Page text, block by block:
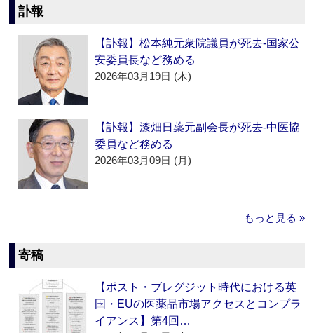
訃報
【訃報】松本純元衆院議員が死去‐国家公
安委員長など務める
2026年03月19日 (木)
【訃報】漆畑日薬元副会長が死去‐中医協
委員など務める
2026年03月09日 (月)
もっと見る »
寄稿
【ポスト・ブレグジット時代における英
国・EUの医薬品市場アクセスとコンプラ
イアンス】第4回…